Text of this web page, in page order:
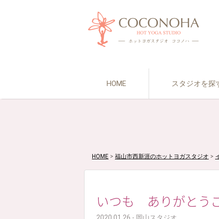
HOME スタジオを探
HOME > 福山市西新涯のホットヨガスタジオ >
いつも ありがとう